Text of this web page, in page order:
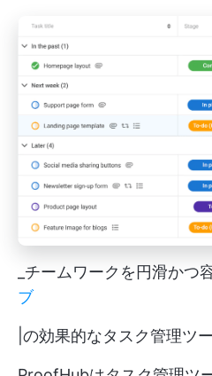
_チームワークを円滑かつ
ブ
|の効果的なタスク管理ツー